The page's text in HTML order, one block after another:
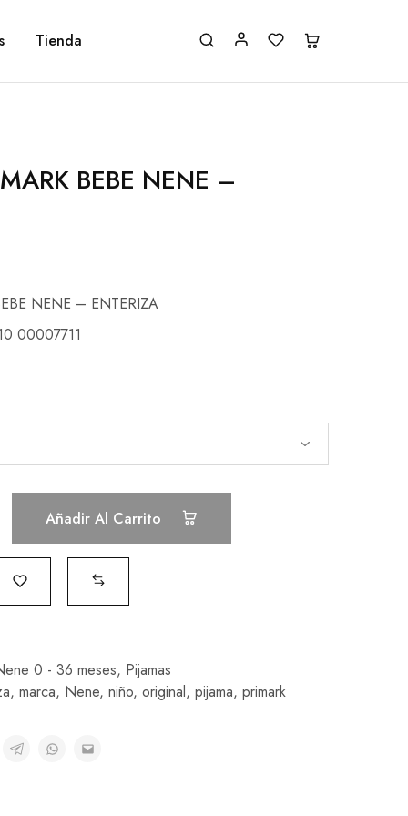
Tienda
BEBE NENE –
NENE – ENTERIZA
00007711
Añadir Al Carrito
0 - 36 meses, Pijamas
, marca, Nene, niño, original, pijama, primark